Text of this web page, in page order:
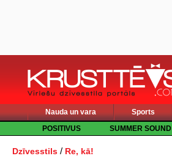
Nauda un vara Sports
POSITIVUS
SUMMER SOUND
Dzīvesstils / Re, kā!